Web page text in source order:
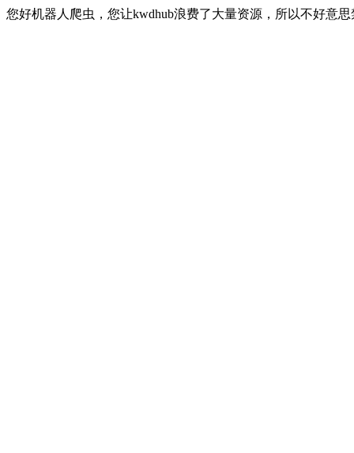
您好机器人爬虫，您让kwdhub浪费了大量资源，所以不好意